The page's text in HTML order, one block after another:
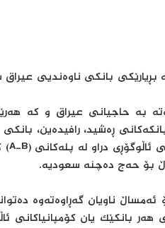
بانكی ناوەندیی
بە حاجیانی عیراق و كە
بۆ حەج دەچنە سعودیە.
ناویان گەڕاوەتەوە
هەر بانكێك یان كۆمپانیاكانی